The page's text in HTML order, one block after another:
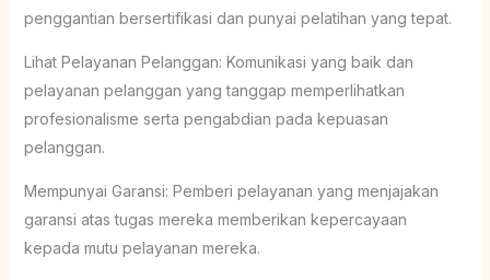
penggantian bersertifikasi dan punyai pelatihan yang tepat.
Lihat Pelayanan Pelanggan: Komunikasi yang baik dan
pelayanan pelanggan yang tanggap memperlihatkan
profesionalisme serta pengabdian pada kepuasan
pelanggan.
Mempunyai Garansi: Pemberi pelayanan yang menjajakan
garansi atas tugas mereka memberikan kepercayaan
kepada mutu pelayanan mereka.